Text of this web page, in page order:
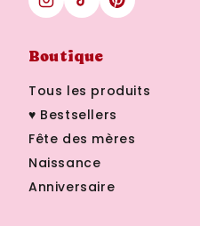
Boutique
Tous les produits
♥ Bestsellers
Fête des mères
Naissance
Anniversaire